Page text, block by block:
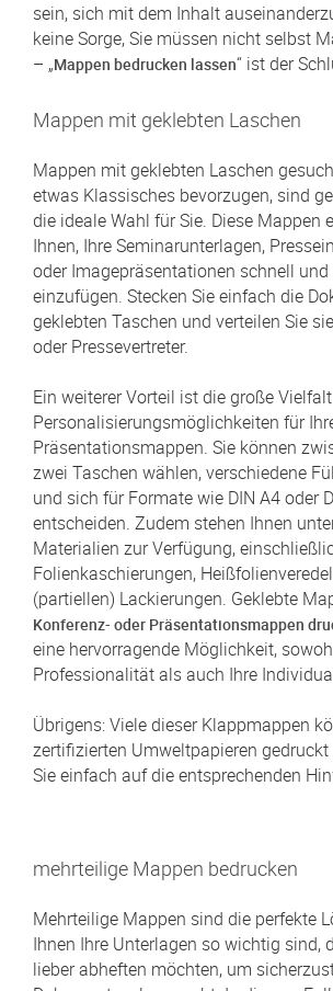
sein, sich mit dem Inhalt
keine Sorge, Sie müssen nicht selbst
– „Mappen bedrucken lassen“ ist der
Mappen mit geklebten Laschen
Mappen mit geklebten Laschen
etwas Klassisches bevorzugen, sind
die ideale Wahl für Sie. Diese Mappen
Ihnen, Ihre Seminarunterlagen,
oder Imagepräsentationen schnell
einzufügen. Stecken Sie einfach die
geklebten Taschen und verteilen Sie
oder Pressevertreter.
Ein weiterer Vorteil ist die große
Personalisierungsmöglichkeiten für
Präsentationsmappen. Sie können
zwei Taschen wählen, verschiedene
und sich für Formate wie DIN A4 oder
entscheiden. Zudem stehen Ihnen
Materialien zur Verfügung,
Folienkaschierungen,
(partiellen) Lackierungen. Geklebte
Konferenz- oder Präsentationsmappen
eine hervorragende Möglichkeit,
Professionalität als auch Ihre
Übrigens: Viele dieser Klappmappen
zertifizierten Umweltpapieren gedruckt
Sie einfach auf die entsprechenden
mehrteilige Mappen bedrucken
Mehrteilige Mappen sind die perfekte
Ihnen Ihre Unterlagen so wichtig sind,
lieber abheften möchten, um